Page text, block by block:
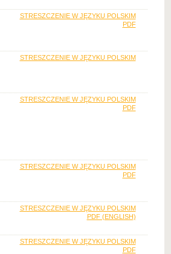
STRESZCZENIE W JĘZYKU POLSKIM
PDF
STRESZCZENIE W JĘZYKU POLSKIM
STRESZCZENIE W JĘZYKU POLSKIM
PDF
STRESZCZENIE W JĘZYKU POLSKIM
PDF
STRESZCZENIE W JĘZYKU POLSKIM
PDF (ENGLISH)
STRESZCZENIE W JĘZYKU POLSKIM
PDF